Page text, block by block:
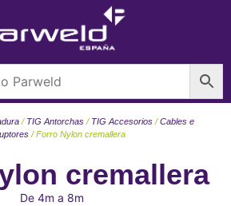
cremallera
De 4m a 8m
/ TIG Antorchas/ TIG Accesorios/Cables e
/ Forro Nylon cremallera